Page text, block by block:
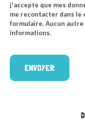
j'accepte que mes
me recontacter dans le
formulaire. Aucun
informations.